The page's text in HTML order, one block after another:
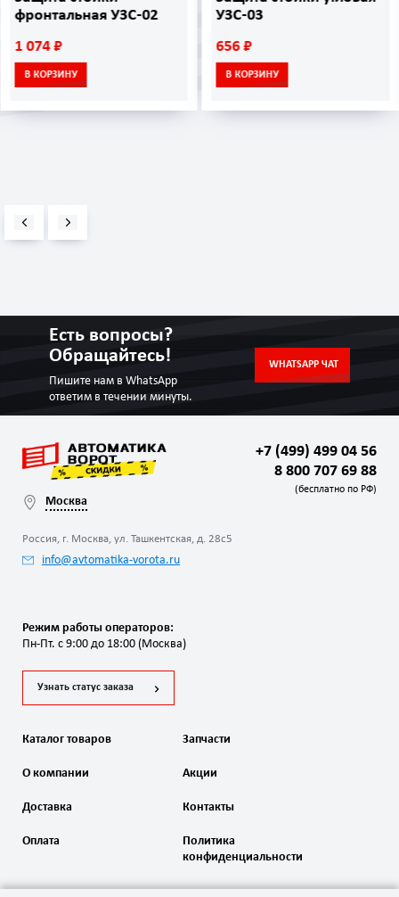
УЗС-03
656 ₽
В КОРЗИНУ
ОП-76 П-3000
9 900 ₽
В КОРЗИНУ
Есть вопросы?
Обращайтесь!
Пишите нам в WhatsApp
ответим в течении минуты.
WHATSAPP ЧАТ
Москва
Россия, г. Москва, ул. Ташкентская, д. 28с5
info@avtomatika-vorota.ru
+7 (499) 499 04 56
8 800 707 69 88
(бесплатно по РФ)
Режим работы операторов:
Пн-Пт. с 9:00 до 18:00 (Москва)
Узнать статус заказа
Каталог товаров Запчасти
О компании
Доставка
Оплата
Акции
Контакты
Политика
конфиденциальности